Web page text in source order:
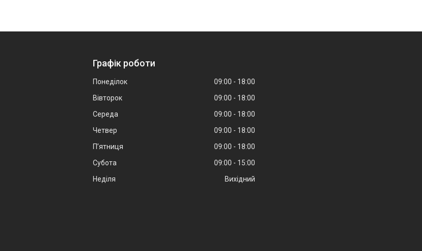
Графік роботи
Понеділок 09:00
18:00
Вівторок
09:00
18:00
Середа
09:00
18:00
Четвер
09:00
18:00
Пʼятниця
09:00
18:00
Субота
09:00
15:00
Неділя
Вихідний